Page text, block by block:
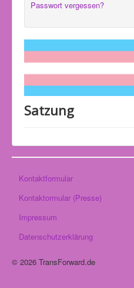
Passwort vergessen?
Satzung
Kontaktformular
Kontaktormular (Presse)
Impressum
Datenschutzerklärung
© 2026 TransForward.de